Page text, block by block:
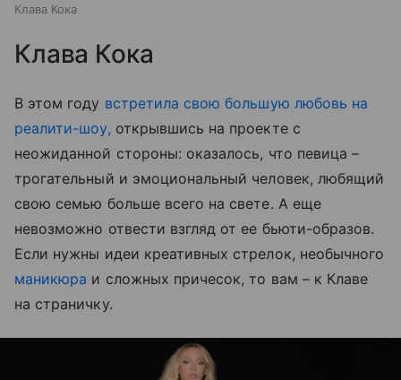
Клава Кока
Клава Кока
В этом году встретила свою большую любовь на
реалити-шоу, открывшись на проекте с
неожиданной стороны: оказалось, что певица –
трогательный и эмоциональный человек, любящий
свою семью больше всего на свете. А еще
невозможно отвести взгляд от ее бьюти-образов.
Если нужны идеи креативных стрелок, необычного
маникюра и сложных причесок, то вам – к Клаве
на страничку.